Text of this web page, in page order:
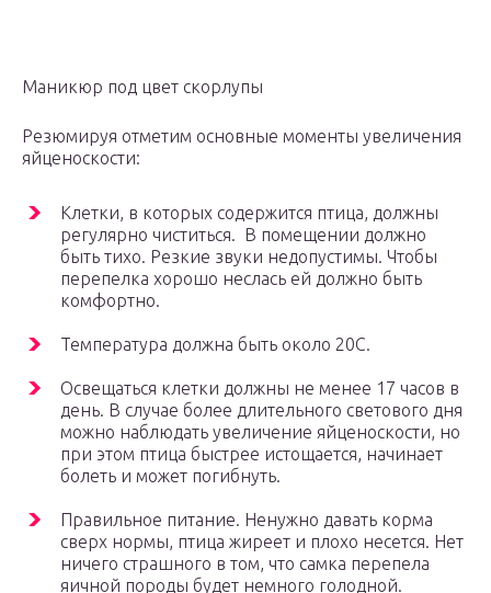
Маникюр под цвет скорлупы
Резюмируя отметим основные моменты увеличения
яйценоскости:
Клетки, в которых содержится птица, должны
регулярно чиститься. В помещении должно
быть тихо. Резкие звуки недопустимы. Чтобы
перепелка хорошо неслась ей должно быть
комфортно.
Температура должна быть около 20С.
Освещаться клетки должны не менее 17 часов в
день. В случае более длительного светового дня
можно наблюдать увеличение яйценоскости, но
при этом птица быстрее истощается, начинает
болеть и может погибнуть.
Правильное питание. Ненужно давать корма
сверх нормы, птица жиреет и плохо несется. Нет
ничего страшного в том, что самка перепела
яичной породы будет немного голодной.